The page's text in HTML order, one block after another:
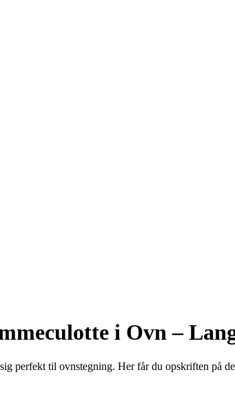
i Ovn –
perfekt til ovnstegning. Her får du opskriften på